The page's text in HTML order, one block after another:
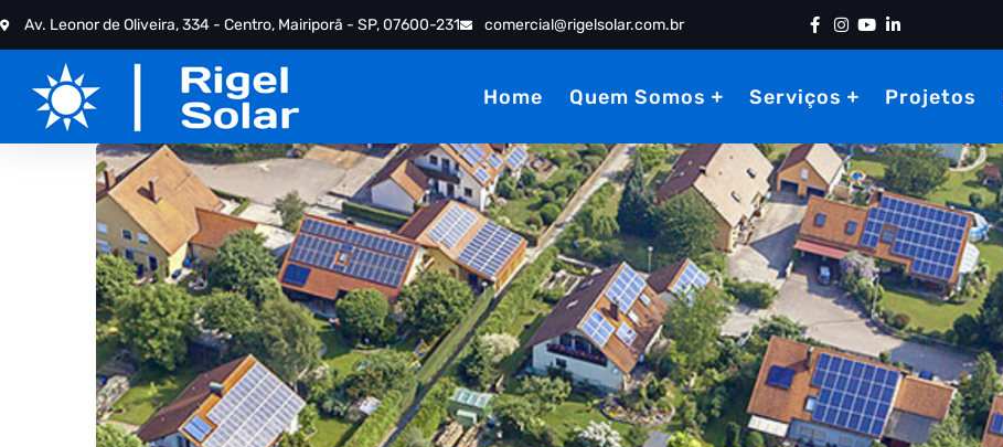
Av. Leonor de Oliveira, 334 - Centro, Mairiporã - SP, 07600-231 comercial@rigelsolar.com.br
Home Quem Somos Serviços Projetos